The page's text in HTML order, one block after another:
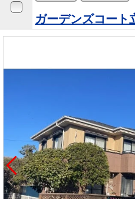
ガーデンズコート